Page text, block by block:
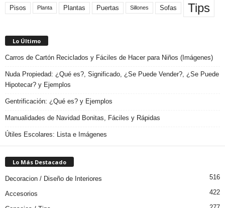
Pisos Planta Plantas Puertas Sillones Sofas Tips
Lo Último
Carros de Cartón Reciclados y Fáciles de Hacer para Niños (Imágenes)
Nuda Propiedad: ¿Qué es?, Significado, ¿Se Puede Vender?, ¿Se Puede
Hipotecar? y Ejemplos
Gentrificación: ¿Qué es? y Ejemplos
Manualidades de Navidad Bonitas, Fáciles y Rápidas
Útiles Escolares: Lista e Imágenes
Lo Más Destacado
Decoracion / Diseño de Interiores 516
Accesorios 422